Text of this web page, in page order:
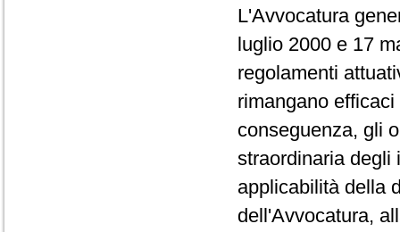
L'Avvocatura
luglio 2000 e 17
regolamenti
rimangano
conseguenza, gli
straordinaria degli
applicabilità della
dell'Avvocatura,